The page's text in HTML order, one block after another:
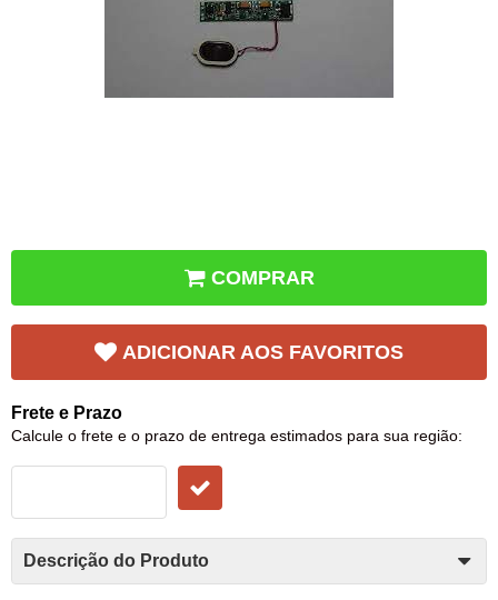
COMPRAR
ADICIONAR AOS FAVORITOS
Frete e Prazo
Calcule o frete e o prazo de entrega estimados para sua região:
Descrição do Produto